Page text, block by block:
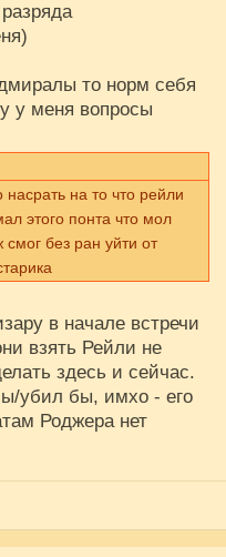
то норм себя
у меня вопросы
на то что рейли
этого понта что мол
смог без ран уйти от
в начале встречи
взять Рейли не
здесь и сейчас.
убил бы, имхо - его
Роджера нет